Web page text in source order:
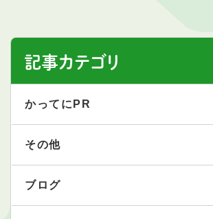
記事カテゴリ
かってにPR
その他
ブログ